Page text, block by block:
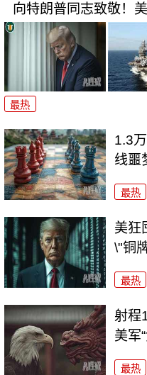
向特朗普同志致敬！
最热
1.3
线噩
最热
美狂
\"铜
最热
射程
美军
最热